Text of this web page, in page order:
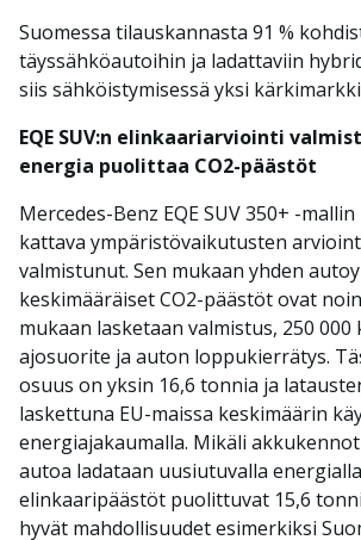
Suomessa tilauskannasta 91 %
täyssähköautoihin ja ladattaviin
siis sähköistymisessä yksi
EQE SUV:n elinkaariarviointi
energia puolittaa CO2-päästöt
Mercedes-Benz EQE SUV 350+ -
kattava ympäristövaikutusten
valmistunut. Sen mukaan yhden
keskimääräiset CO2-päästöt ovat
mukaan lasketaan valmistus, 250
ajosuorite ja auton loppukierrätys.
osuus on yksin 16,6 tonnia ja
laskettuna EU-maissa keskimäärin
energiajakaumalla. Mikäli
autoa ladataan uusiutuvalla
elinkaaripäästöt puolittuvat 15,6
hyvät mahdollisuudet esimerkiksi